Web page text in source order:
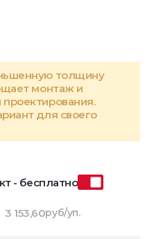
толщину
монтаж и
для своего
- бесплатно
3 153,60руб/уп.